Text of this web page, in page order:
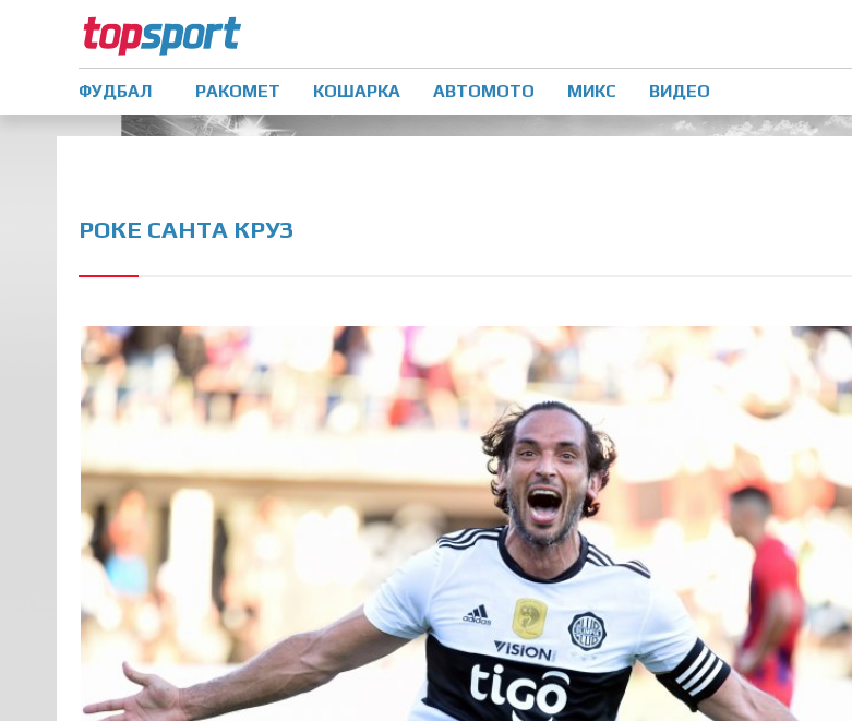
ФУДБАЛ РАКОМЕТ КОШАРКА АВТОМОТО МИКС ВИДЕО
РОКЕ САНТА КРУЗ